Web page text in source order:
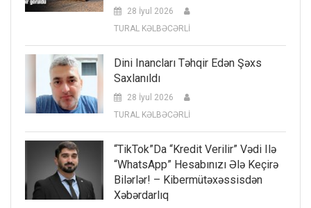
28 İyul 2026
TURAL KƏLBƏCƏRLİ
Dini Inancları Təhqir Edən Şəxs
Saxlanıldı
28 İyul 2026
TURAL KƏLBƏCƏRLİ
“TikTok”da “kredit Verilir” Vədi Ilə
“WhatsApp” Hesabınızı Ələ Keçirə
Bilərlər! – Kibermütəxəssisdən
Xəbərdarlıq